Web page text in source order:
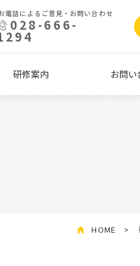
研修案内 お問い
電話によるご意見・お問い合わせ
028-666-
HOME